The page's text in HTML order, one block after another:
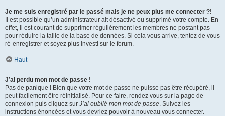
Je me suis enregistré par le passé mais je ne peux plus me connecter ?!
Il est possible qu’un administrateur ait désactivé ou supprimé votre compte. En
effet, il est courant de supprimer régulièrement les membres ne postant pas
pour réduire la taille de la base de données. Si cela vous arrive, tentez de vous
ré-enregistrer et soyez plus investi sur le forum.
Haut
J’ai perdu mon mot de passe !
Pas de panique ! Bien que votre mot de passe ne puisse pas être récupéré, il
peut facilement être réinitialisé. Pour ce faire, rendez vous sur la page de
connexion puis cliquez sur J’ai oublié mon mot de passe. Suivez les
instructions énoncées et vous devriez pouvoir à nouveau vous connecter.